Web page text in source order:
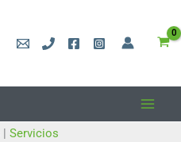
| Servicios